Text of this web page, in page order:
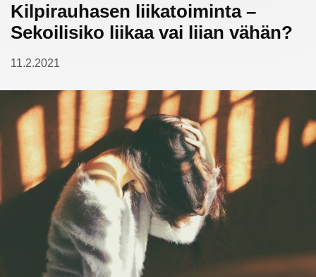
Kilpirauhasen liikatoiminta –
Sekoilisiko liikaa vai liian vähän?
11.2.2021